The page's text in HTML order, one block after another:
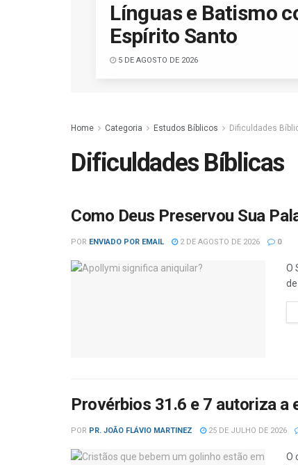
Línguas e Batismo
Espírito Santo
5 DE AGOSTO DE 2026
Home Categoria Estudos Bíblicos Dificuldades
Dificuldades Bíblicas
Como Deus Preservou Sua
POR ENVIADO POR EMAIL 2 DE AGOSTO DE 2026 0
O
Provérbios 31.6 e 7 autoriza a
POR PR. JOÃO FLÁVIO MARTINEZ 25 DE JULHO DE 2026
O